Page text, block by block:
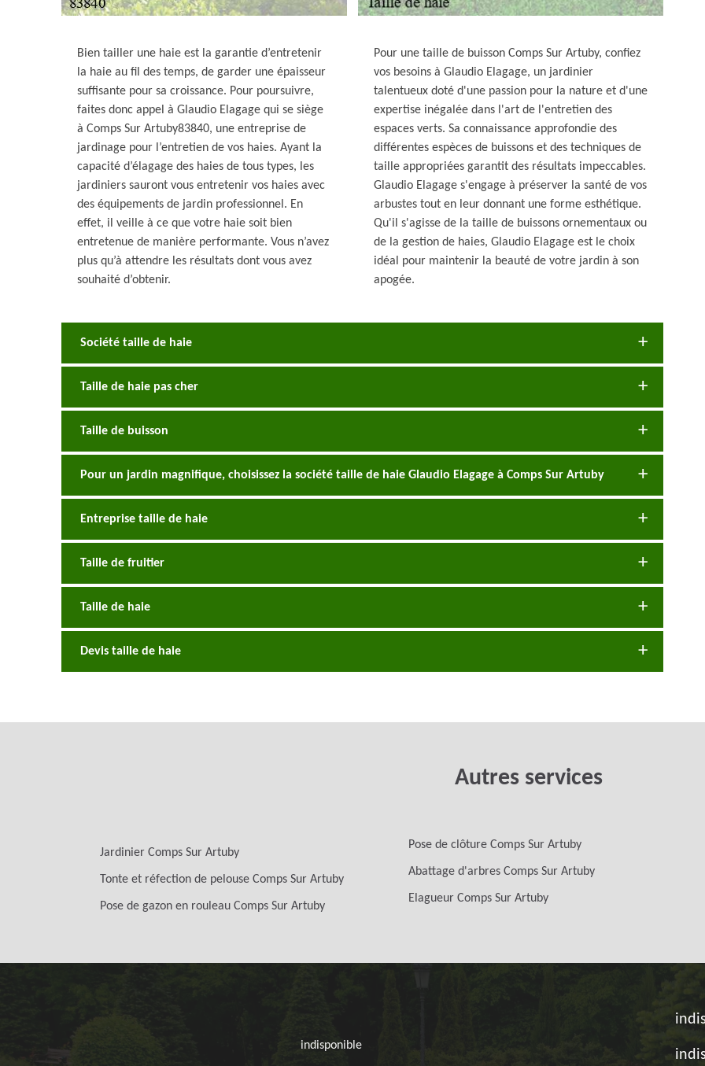
Bien tailler une haie est la garantie d’entretenir
la haie au fil des temps, de garder une épaisseur
suffisante pour sa croissance. Pour poursuivre,
faites donc appel à Glaudio Elagage qui se siège
à Comps Sur Artuby83840, une entreprise de
jardinage pour l’entretien de vos haies. Ayant la
capacité d’élagage des haies de tous types, les
jardiniers sauront vous entretenir vos haies avec
des équipements de jardin professionnel. En
effet, il veille à ce que votre haie soit bien
entretenue de manière performante. Vous n’avez
plus qu’à attendre les résultats dont vous avez
souhaité d’obtenir.
Pour une taille de buisson Comps Sur Artuby, confiez
vos besoins à Glaudio Elagage, un jardinier
talentueux doté d'une passion pour la nature et d'une
expertise inégalée dans l'art de l'entretien des
espaces verts. Sa connaissance approfondie des
différentes espèces de buissons et des techniques de
taille appropriées garantit des résultats impeccables.
Glaudio Elagage s'engage à préserver la santé de vos
arbustes tout en leur donnant une forme esthétique.
Qu'il s'agisse de la taille de buissons ornementaux ou
de la gestion de haies, Glaudio Elagage est le choix
idéal pour maintenir la beauté de votre jardin à son
apogée.
Société taille de haie
Taille de haie pas cher
Taille de buisson
Pour un jardin magnifique, choisissez la société taille de haie Glaudio Elagage à Comps Sur Artuby
Entreprise taille de haie
Taille de fruitier
Taille de haie
Devis taille de haie
Autres services
Jardinier Comps Sur Artuby
Tonte et réfection de pelouse Comps Sur Artuby
Pose de gazon en rouleau Comps Sur Artuby
Pose de clôture Comps Sur Artuby
Abattage d'arbres Comps Sur Artuby
Elagueur Comps Sur Artuby
indisponible